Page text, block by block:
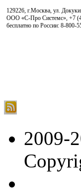
129226, г.Москва, ул.
ООО «С-Про Системс», +7
бесплатно по России: 8-800-
2009-